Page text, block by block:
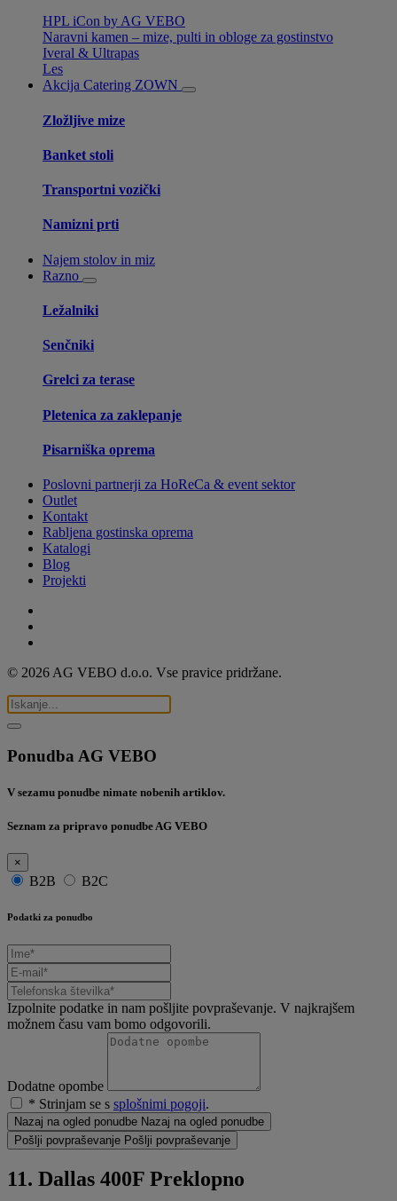
HPL iCon by AG VEBO
Naravni kamen – mize, pulti in obloge za gostinstvo
Iveral & Ultrapas
Les
Akcija Catering ZOWN
Zložljive mize
Banket stoli
Transportni vozički
Namizni prti
Najem stolov in miz
Razno
Ležalniki
Senčniki
Grelci za terase
Pletenica za zaklepanje
Pisarniška oprema
Poslovni partnerji za HoReCa & event sektor
Outlet
Kontakt
Rabljena gostinska oprema
Katalogi
Blog
Projekti
© 2026 AG VEBO d.o.o. Vse pravice pridržane.
Ponudba AG VEBO
V sezamu ponudbe nimate nobenih artiklov.
Seznam za pripravo ponudbe AG VEBO
×
B2B B2C
Podatki za ponudbo
Izpolnite podatke in nam pošljite povpraševanje. V najkrajšem
možnem času vam bomo odgovorili.
Dodatne opombe
* Strinjam se s splošnimi pogoji.
Nazaj na ogled ponudbe Nazaj na ogled ponudbe
Pošlji povpraševanje Pošlji povpraševanje
11. Dallas 400F Preklopno